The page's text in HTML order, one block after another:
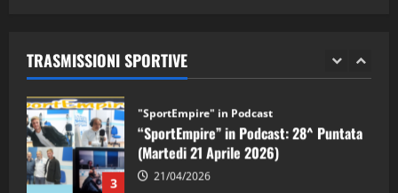
TRASMISSIONI SPORTIVE
2 28/04/2026
3
"SportEmpire" in Podcast
“SportEmpire” in Podcast: 28^ Puntata
(Martedi 21 Aprile 2026)
21/04/2026